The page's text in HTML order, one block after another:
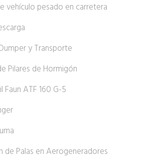
vehículo pesado en carretera
y Transporte
Pilares de Hormigón
Faun ATF 160 G-5
de Palas en Aerogeneradores